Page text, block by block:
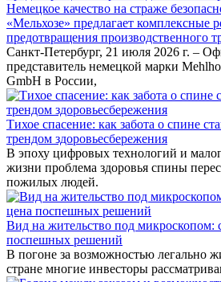
Немецкое качество на страже
«Мельхозе» предлагает комплексные
предотвращения производственного
Санкт-Петербург, 21 июля 2026 г. –
представитель немецкой марки
GmbH в России,
Тихое спасение: как забота о спине
трендом здоровьесбережения
В эпоху цифровых технологий и
жизни проблема здоровья спины
пожилых людей.
Вид на жительство под микроскопом:
поспешных решений
В погоне за возможностью легально
стране многие инвесторы